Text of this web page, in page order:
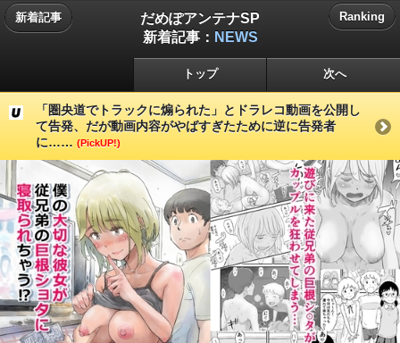
新着記事
だめぽアンテナSP
新着記事： NEWS
Ranking
トップ 次へ
「圏央道でトラックに煽られた」とドラレコ動画を公開し
て告発、だが動画内容がやばすぎたために逆に告発者
に…… (PickUP!)